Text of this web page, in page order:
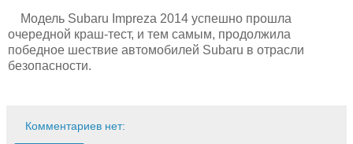
Модель Subaru Impreza 2014 успешно прошла
очередной краш-тест, и тем самым, продолжила
победное шествие автомобилей Subaru в отрасли
безопасности.
Комментариев нет: